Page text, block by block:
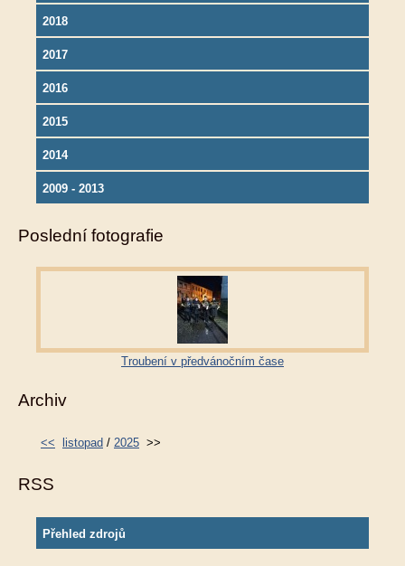
2018
2017
2016
2015
2014
2009 - 2013
Poslední fotografie
Troubení v předvánočním čase
Archiv
<< listopad / 2025 >>
RSS
Přehled zdrojů